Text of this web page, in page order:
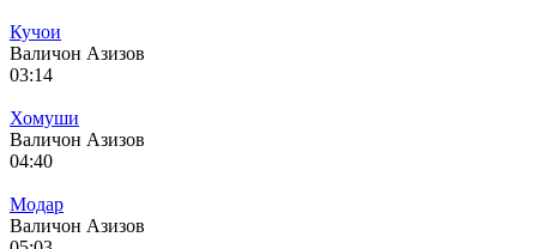
Кучои
Валичон Азизов
03:14
Хомуши
Валичон Азизов
04:40
Модар
Валичон Азизов